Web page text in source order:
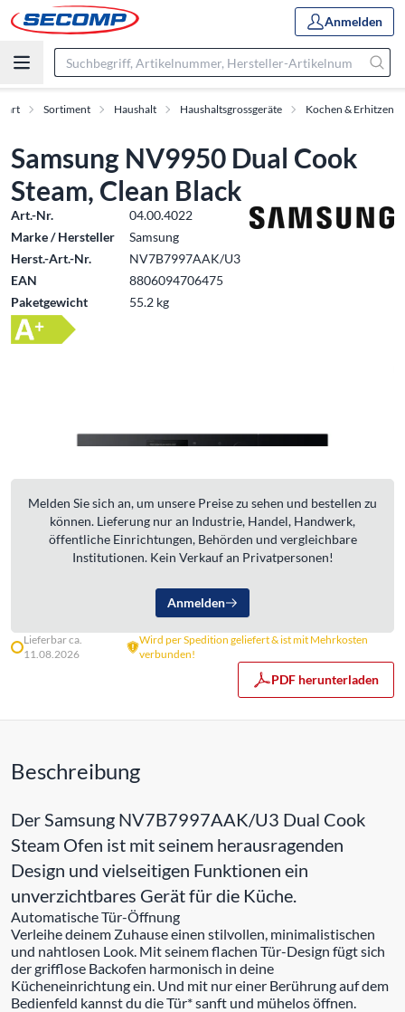
Anmelden
Sortiment Haushalt Haushaltsgrossgeräte Kochen & Erhitzen
Samsung NV9950 Dual Cook
Steam, Clean Black
Art.-Nr.
04.00.4022
Marke / Hersteller
Samsung
Herst.-Art.-Nr.
NV7B7997AAK/U3
EAN
8806094706475
Paketgewicht
55.2 kg
Melden Sie sich an, um unsere Preise zu sehen und bestellen zu
können. Lieferung nur an Industrie, Handel, Handwerk,
öffentliche Einrichtungen, Behörden und vergleichbare
Institutionen. Kein Verkauf an Privatpersonen!
Anmelden
Lieferbar ca.
11.08.2026
Wird per Spedition geliefert & ist mit Mehrkosten
verbunden!
PDF herunterladen
Beschreibung
Der Samsung NV7B7997AAK/U3 Dual Cook
Steam Ofen ist mit seinem herausragenden
Design und vielseitigen Funktionen ein
unverzichtbares Gerät für die Küche.
Automatische Tür-Öffnung
Verleihe deinem Zuhause einen stilvollen, minimalistischen
und nahtlosen Look. Mit seinem flachen Tür-Design fügt sich
der grifflose Backofen harmonisch in deine
Kücheneinrichtung ein. Und mit nur einer Berührung auf dem
Bedienfeld kannst du die Tür* sanft und mühelos öffnen.